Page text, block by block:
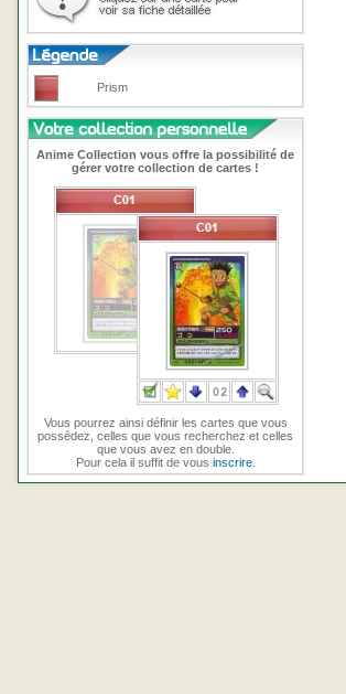
Prism
Anime Collection vous offre la possibilité de
gérer votre collection de cartes !
Vous pourrez ainsi définir les cartes que vous
possédez, celles que vous recherchez et celles
que vous avez en double.
Pour cela il suffit de vous inscrire.